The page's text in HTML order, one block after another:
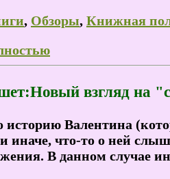
, Обзоры, Книжная
взгляд на
историю Валентина
иначе, что-то о ней
В данном случае